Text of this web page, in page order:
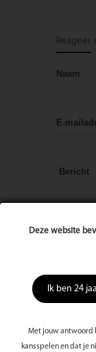
Deze website
Ik ben 24
Met jouw antwoord
kansspelen en dat je
Reageer
Naam
E-
Bericht